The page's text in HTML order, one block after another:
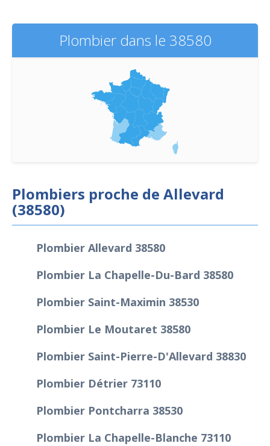
Plombier dans le 38580
Plombiers proche de Allevard
(38580)
Plombier Allevard 38580
Plombier La Chapelle-Du-Bard 38580
Plombier Saint-Maximin 38530
Plombier Le Moutaret 38580
Plombier Saint-Pierre-D'Allevard 38830
Plombier Détrier 73110
Plombier Pontcharra 38530
Plombier La Chapelle-Blanche 73110